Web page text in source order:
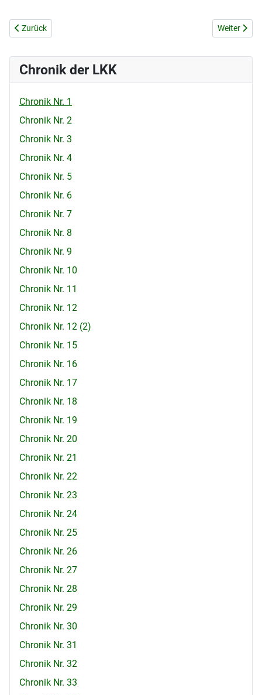
Vorheriger Beitrag: PROZESS GEGEN PRIESTER JUOZAS ZDEBSKIS
Zurück Nächster
Weiter
Chronik der LKK
Chronik Nr. 1
Chronik Nr. 2
Chronik Nr. 3
Chronik Nr. 4
Chronik Nr. 5
Chronik Nr. 6
Chronik Nr. 7
Chronik Nr. 8
Chronik Nr. 9
Chronik Nr. 10
Chronik Nr. 11
Chronik Nr. 12
Chronik Nr. 12 (2)
Chronik Nr. 15
Chronik Nr. 16
Chronik Nr. 17
Chronik Nr. 18
Chronik Nr. 19
Chronik Nr. 20
Chronik Nr. 21
Chronik Nr. 22
Chronik Nr. 23
Chronik Nr. 24
Chronik Nr. 25
Chronik Nr. 26
Chronik Nr. 27
Chronik Nr. 28
Chronik Nr. 29
Chronik Nr. 30
Chronik Nr. 31
Chronik Nr. 32
Chronik Nr. 33